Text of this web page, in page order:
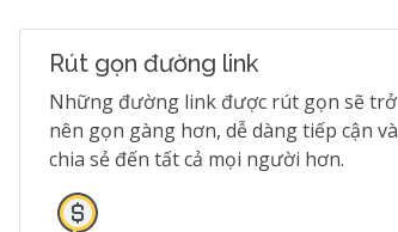
Rút gọn đường link
Những đường link được rút gọn sẽ trở
nên gọn gàng hơn, dễ dàng tiếp cận và
chia sẻ đến tất cả mọi người hơn.